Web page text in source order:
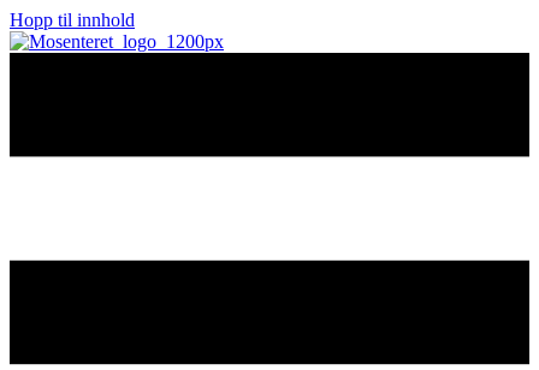
Hopp til innhold